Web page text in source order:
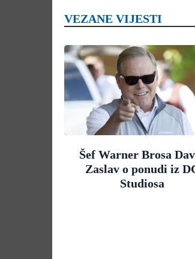
VEZANE VIJESTI
Šef Warner Brosa
Zaslav o ponudi iz
Studiosa